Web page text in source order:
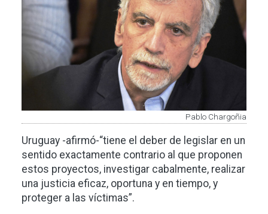
Pablo Chargoñia
Uruguay -afirmó-“tiene el deber de legislar en un
sentido exactamente contrario al que proponen
estos proyectos, investigar cabalmente, realizar
una justicia eficaz, oportuna y en tiempo, y
proteger a las víctimas”.